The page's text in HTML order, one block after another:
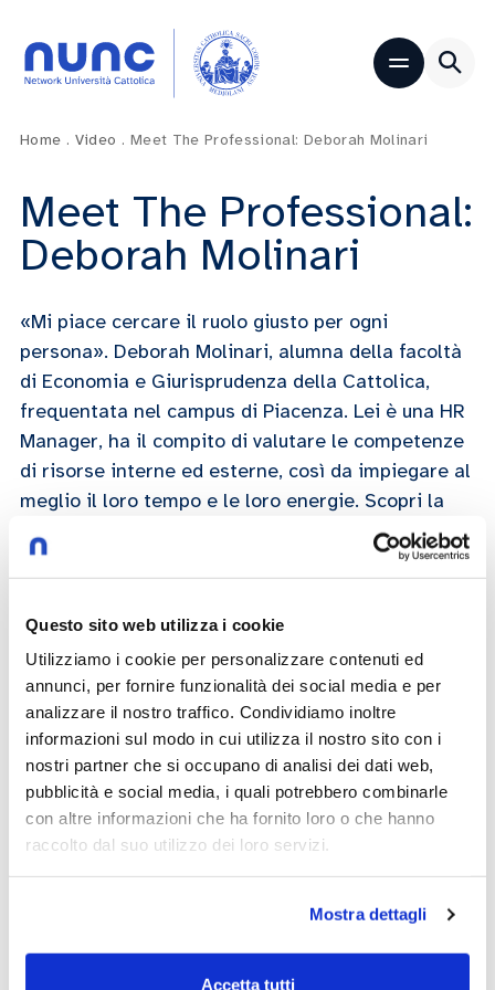
Questo sito web utilizza i cookie
Utilizziamo i cookie per personalizzare contenuti ed
annunci, per fornire funzionalità dei social media e per
analizzare il nostro traffico. Condividiamo inoltre
informazioni sul modo in cui utilizza il nostro sito con i
nostri partner che si occupano di analisi dei dati web,
pubblicità e social media, i quali potrebbero combinarle
con altre informazioni che ha fornito loro o che hanno
raccolto dal suo utilizzo dei loro servizi.
Mostra dettagli
Accetta tutti
Home . Video . Meet The Professional: Deborah Molinari
Meet The Professional:
Deborah Molinari
«Mi piace cercare il ruolo giusto per ogni
persona». Deborah Molinari, alumna della facoltà
di Economia e Giurisprudenza della Cattolica,
frequentata nel campus di Piacenza. Lei è una HR
Manager, ha il compito di valutare le competenze
di risorse interne ed esterne, così da impiegare al
meglio il loro tempo e le loro energie. Scopri la
sua giornata tipo
Play now
alumni meet the professional
Altri video che potrebbero